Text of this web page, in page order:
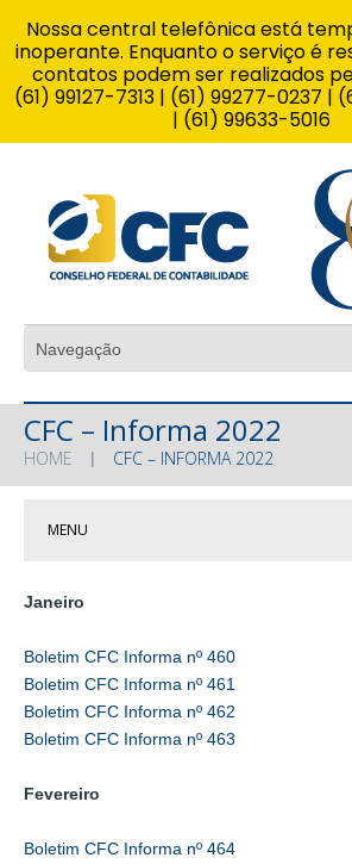
CFC – Informa 2022
HOME CFC – INFORMA 2022
MENU
Janeiro
Boletim CFC Informa nº 460
Boletim CFC Informa nº 461
Boletim CFC Informa nº 462
Boletim CFC Informa nº 463
Fevereiro
Boletim CFC Informa nº 464
Nossa central telefônica está
inoperante. Enquanto o serviço é
contatos podem ser realizados
(61) 99127-7313 | (61) 99277-0237 |
| (61) 99633-5016